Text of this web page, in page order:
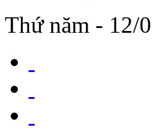
Thứ năm - 12/